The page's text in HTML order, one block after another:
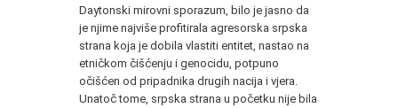
Daytonski mirovni sporazum, bilo je jasno da
je njime najviše profitirala agresorska srpska
strana koja je dobila vlastiti entitet, nastao na
etničkom čišćenju i genocidu, potpuno
očišćen od pripadnika drugih nacija i vjera.
Unatoč tome, srpska strana u početku nije bila